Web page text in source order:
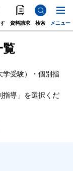
資料請求 検索 メニュー
覧
学受験）・個別指
指導」を選択くだ